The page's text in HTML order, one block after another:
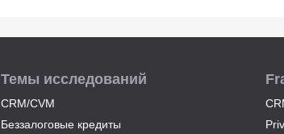
Темы исследований
CRM/CVM
Беззалоговые кредиты